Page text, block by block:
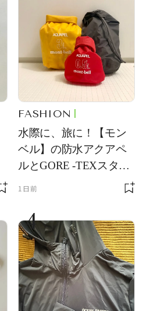
FASHION
水際に、旅に！【モン
ベル】の防水アクアペ
ルとGORE -TEXスタッ
フバッグが優秀すぎる
1日前
4